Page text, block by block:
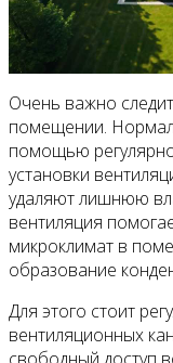
Очень важно
помещении.
помощью
установки
удаляют лишнюю
вентиляция
микроклимат в
образование
Для этого стоит
вентиляционных